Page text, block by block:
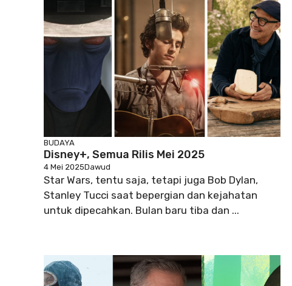
BUDAYA
Disney+, Semua Rilis Mei 2025
4 Mei 2025Dawud
Star Wars, tentu saja, tetapi juga Bob Dylan,
Stanley Tucci saat bepergian dan kejahatan
untuk dipecahkan. Bulan baru tiba dan ...